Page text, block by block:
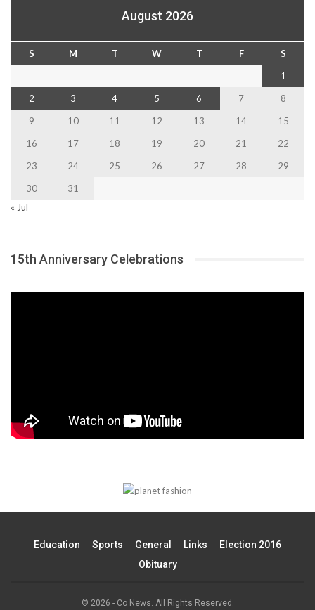
August 2026
S M T W T F
S
1
2
3 4 5 6 7
8
9
10 11 12 13 14
15
16
17 18 19 20 21
22
23
24 25 26 27 28
29
30
31
« Jul
15th Anniversary Celebrations
Education Sports General Links
Election 2016
Obituary
© 2026 - Co News. All Rights Reserved.